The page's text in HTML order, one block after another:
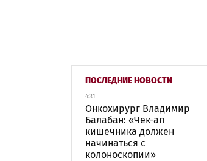
ПОСЛЕДНИЕ НОВОСТИ
4:31
Онкохирург Владимир
Балабан: «Чек-ап
кишечника должен
начинаться с
колоноскопии»